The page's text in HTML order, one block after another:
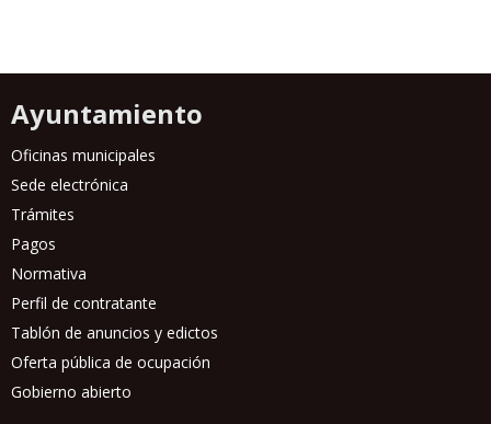
Ayuntamiento
Oficinas municipales
Sede electrónica
Trámites
Pagos
Normativa
Perfil de contratante
Tablón de anuncios y edictos
Oferta pública de ocupación
Gobierno abierto